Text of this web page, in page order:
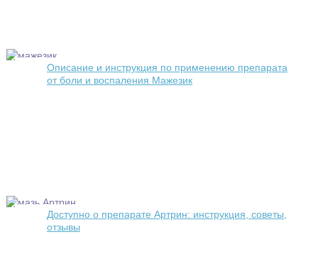
Описание и инструкция по применению препарата
от боли и воспаления Мажезик
Доступно о препарате Артрин: инструкция, советы,
отзывы